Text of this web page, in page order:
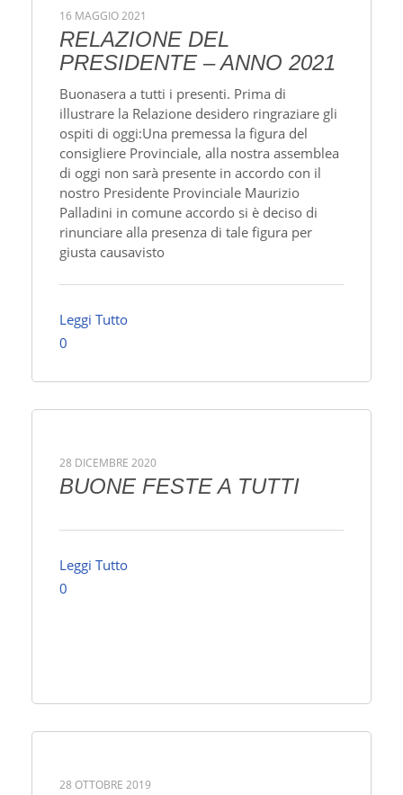
16 MAGGIO 2021
RELAZIONE DEL
PRESIDENTE – ANNO 2021
Buonasera a tutti i presenti. Prima di
illustrare la Relazione desidero ringraziare gli
ospiti di oggi:Una premessa la figura del
consigliere Provinciale, alla nostra assemblea
di oggi non sarà presente in accordo con il
nostro Presidente Provinciale Maurizio
Palladini in comune accordo si è deciso di
rinunciare alla presenza di tale figura per
giusta causavisto
Leggi Tutto
0
28 DICEMBRE 2020
BUONE FESTE A TUTTI
Leggi Tutto
0
28 OTTOBRE 2019